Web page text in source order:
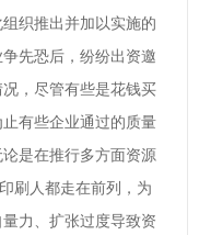
织推出并加以实施的
先恐后，纷纷出资邀
，尽管有些是花钱买
有些企业通过的质量
是在推行多方面资源
刷人都走在前列，为
力、扩张过度导致资